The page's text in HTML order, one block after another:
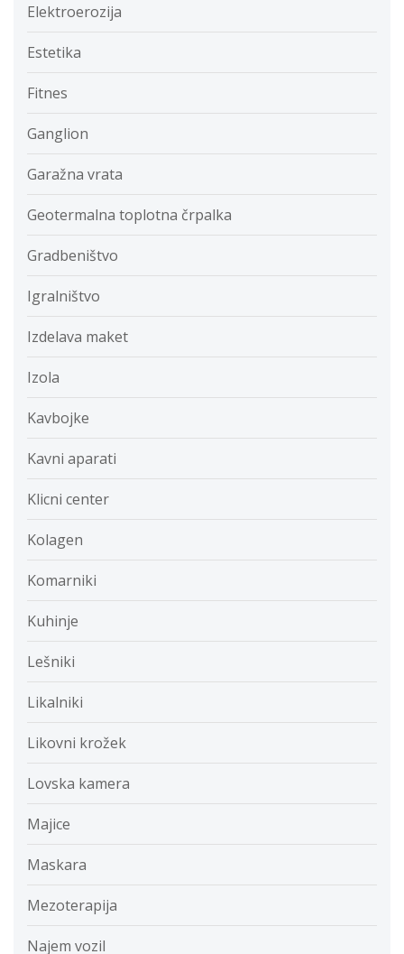
Elektroerozija
Estetika
Fitnes
Ganglion
Garažna vrata
Geotermalna toplotna črpalka
Gradbeništvo
Igralništvo
Izdelava maket
Izola
Kavbojke
Kavni aparati
Klicni center
Kolagen
Komarniki
Kuhinje
Lešniki
Likalniki
Likovni krožek
Lovska kamera
Majice
Maskara
Mezoterapija
Najem vozil